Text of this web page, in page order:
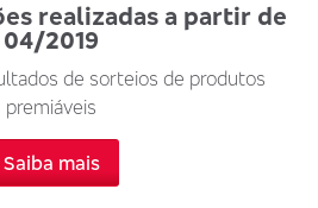
realizadas a partir de
04/2019
de sorteios de produtos
premiáveis
Saiba mais